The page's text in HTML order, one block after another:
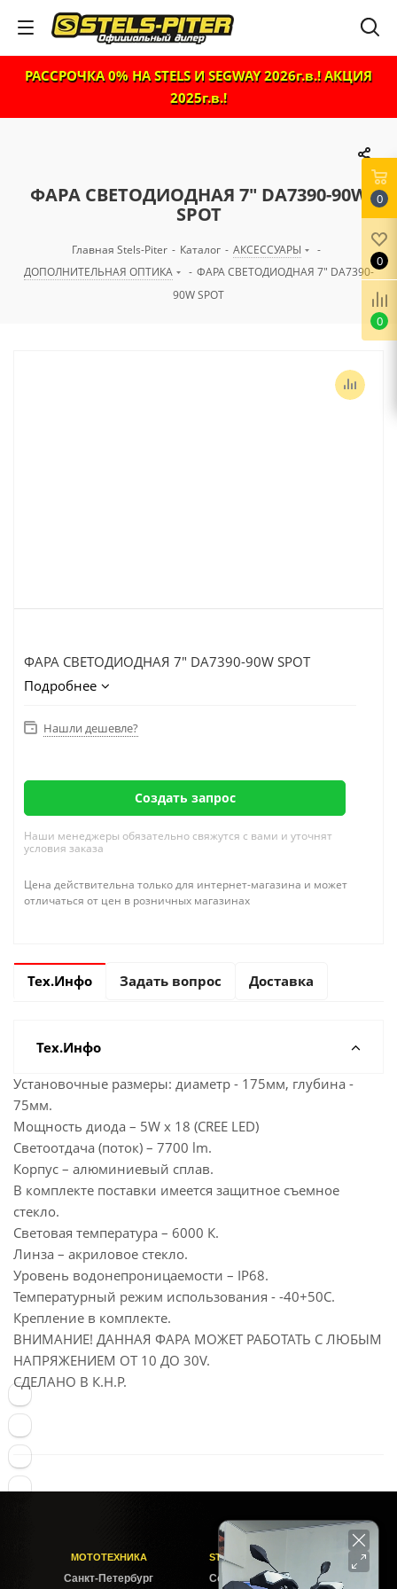
РАССРОЧКА 0% НА STELS И SEGWAY 2026г.в.! АКЦИЯ
2025г.в.!
ФАРА СВЕТОДИОДНАЯ 7" DA7390-90W
SPOT
Главная Stels-Piter - Каталог - АКСЕССУАРЫ
-
ДОПОЛНИТЕЛЬНАЯ ОПТИКА
- ФАРА СВЕТОДИОДНАЯ 7" DA7390-
90W SPOT
ФАРА СВЕТОДИОДНАЯ 7" DA7390-90W SPOT
Подробнее
Нашли дешевле?
Создать запрос
Наши менеджеры обязательно свяжутся с вами и уточнят
условия заказа
Цена действительна только для интернет-магазина и может
отличаться от цен в розничных магазинах
Тех.Инфо Задать вопрос Доставка
Тех.Инфо
Установочные размеры: диаметр - 175мм, глубина -
75мм.
Мощность диода – 5W х 18 (CREE LED)
Светоотдача (поток) – 7700 lm.
Корпус – алюминиевый сплав.
В комплекте поставки имеется защитное съемное
стекло.
Световая температура – 6000 К.
Линза – акриловое стекло.
Уровень водонепроницаемости – IP68.
Температурный режим использования - -40+50С.
Крепление в комплекте.
ВНИМАНИЕ! ДАННАЯ ФАРА МОЖЕТ РАБОТАТЬ С ЛЮБЫМ
НАПРЯЖЕНИЕМ ОТ 10 ДО 30V.
СДЕЛАНО В К.Н.Р.
МОТОТЕХНИКА
Cанкт-Петербург
STELS-PITER СОФИЙСКАЯ
Софийская ул. 6Б
0
0
0